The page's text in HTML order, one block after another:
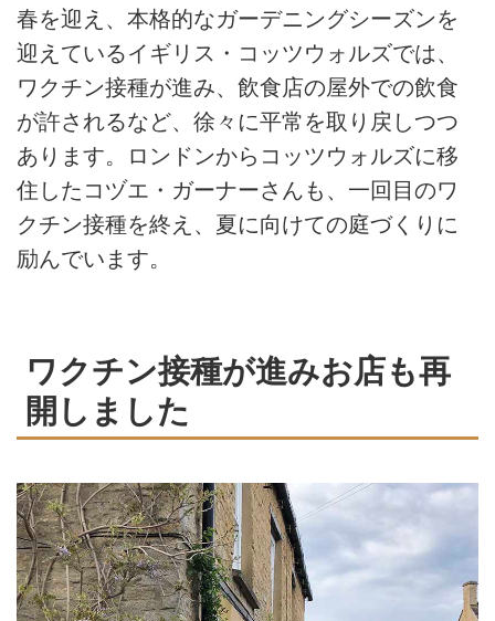
春を迎え、本格的なガーデニングシーズンを
迎えているイギリス・コッツウォルズでは、
ワクチン接種が進み、飲食店の屋外での飲食
が許されるなど、徐々に平常を取り戻しつつ
あります。ロンドンからコッツウォルズに移
住したコヅエ・ガーナーさんも、一回目のワ
クチン接種を終え、夏に向けての庭づくりに
励んでいます。
ワクチン接種が進みお店も再
開しました